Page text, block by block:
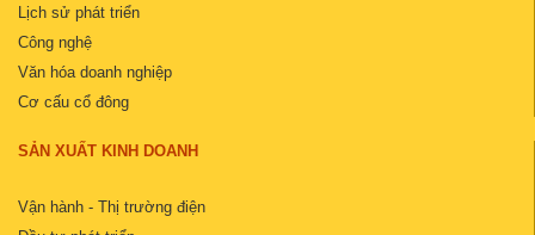
Lịch sử phát triển
Công nghệ
Văn hóa doanh nghiệp
Cơ cấu cổ đông
SẢN XUẤT KINH DOANH
Vận hành - Thị trường điện